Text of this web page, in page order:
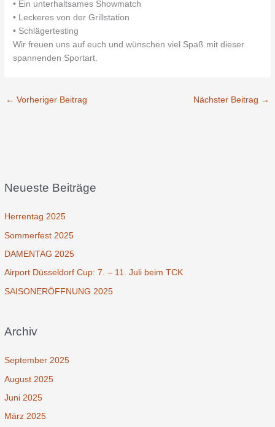
Neueste Beiträge
Herrentag 2025
Sommerfest 2025
DAMENTAG 2025
Airport Düsseldorf Cup: 7. – 11. Juli beim TCK
SAISONERÖFFNUNG 2025
Archiv
September 2025
August 2025
Juni 2025
März 2025
• Ein unterhaltsames Showmatch
• Leckeres von der Grillstation
• Schlägertesting
Wir freuen uns auf euch und wünschen viel Spaß mit dieser
spannenden Sportart.
← Vorheriger Beitrag Nächster Beitrag →